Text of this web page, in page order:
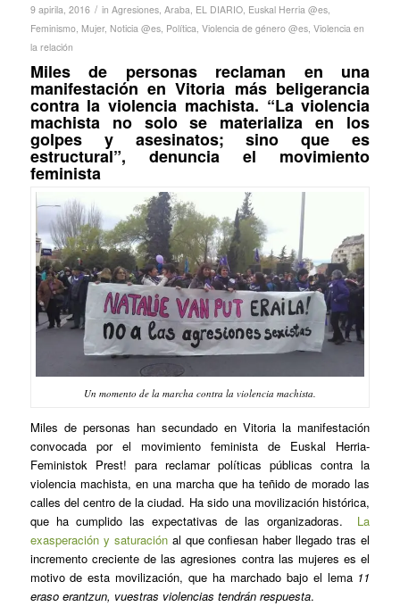
9 apirila, 2016 / in Agresiones, Araba EL DIARIO, Euskal Herria @es,
Feminismo, Mujer, Noticia @es, Política Violencia de género @es, Violencia en
la relación
Miles de personas reclaman en una
manifestación en Vitoria más beligerancia
contra la violencia machista. “La violencia
machista no solo se materializa en los
golpes y asesinatos; sino que es
estructural”, denuncia el movimiento
feminista
Un momento de la marcha contra la violencia machista.
Miles de personas han secundado en Vitoria la manifestación
convocada por el movimiento feminista de Euskal Herria-
Feministok Prest! para reclamar políticas públicas contra la
violencia machista, en una marcha que ha teñido de morado las
calles del centro de la ciudad. Ha sido una movilización histórica,
que ha cumplido las expectativas de las organizadoras.
La
exasperación y saturaciónal que confiesan haber llegado tras el
incremento creciente de las agresiones contra las mujeres es el
motivo de esta movilización, que ha marchado bajo el lema 11
eraso erantzun, vuestras violencias tendrán respuesta.